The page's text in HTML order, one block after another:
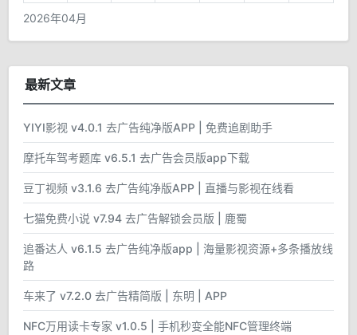
2026年04月
最新文章
YIYI影视 v4.0.1 去广告纯净版APP | 免费追剧助手
摩托车驾考题库 v6.5.1 去广告会员版app下载
豆丁视频 v3.1.6 去广告纯净版APP | 直播与影视在线看
七猫免费小说 v7.94 去广告解锁会员版 | 鹿蜀
追番达人 v6.1.5 去广告纯净版app | 海量影视资源+多条播放线
路
车来了 v7.2.0 去广告精简版 | 东明 | APP
NFC万用读卡专家 v1.0.5 | 手机秒变全能NFC管理终端